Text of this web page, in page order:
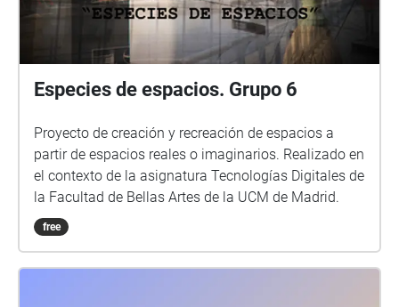
Especies de espacios. Grupo 6
Proyecto de creación y recreación de espacios a
partir de espacios reales o imaginarios. Realizado en
el contexto de la asignatura Tecnologías Digitales de
la Facultad de Bellas Artes de la UCM de Madrid.
free